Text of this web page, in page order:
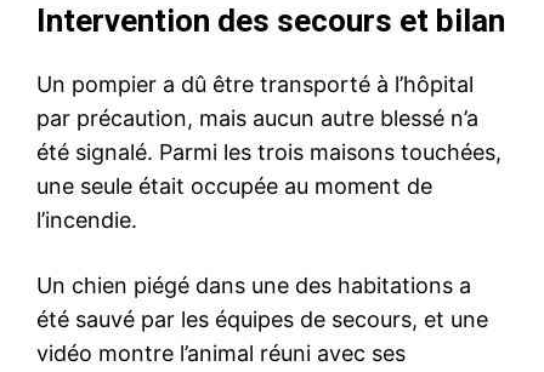
Intervention des secours et bilan
Un pompier a dû être transporté à l’hôpital
par précaution, mais aucun autre blessé n’a
été signalé. Parmi les trois maisons touchées,
une seule était occupée au moment de
l’incendie.
Un chien piégé dans une des habitations a
été sauvé par les équipes de secours, et une
vidéo montre l’animal réuni avec ses